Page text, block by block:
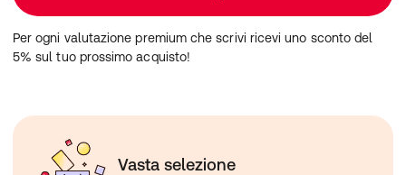
Per ogni valutazione premium che scrivi ricevi uno sconto del
5% sul tuo prossimo acquisto!
Vasta selezione